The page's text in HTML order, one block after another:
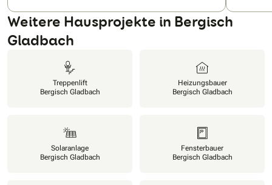
Weitere Hausprojekte in Bergisch
Gladbach
Treppenlift
Bergisch Gladbach
Heizungsbauer
Bergisch Gladbach
Solaranlage
Bergisch Gladbach
Fensterbauer
Bergisch Gladbach